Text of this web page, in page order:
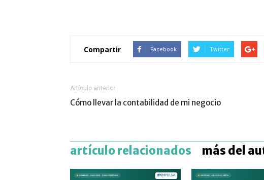
Compartir Facebook Twitter
Artículo anterior
Cómo llevar la contabilidad de mi negocio
artículo relacionados más del